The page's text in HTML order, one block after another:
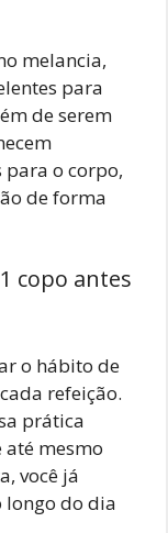
melancia,
para
de serem
o corpo,
de forma
copo antes
o hábito de
refeição.
prática
mesmo
você já
longo do dia